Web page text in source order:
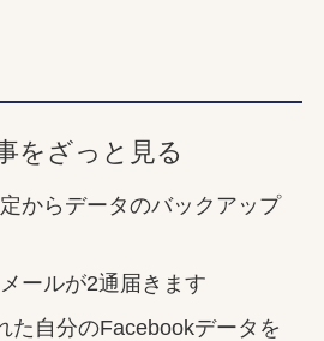
をざっと見る
からデータのバックアップ
ールが2通届きます
た自分のFacebookデータを